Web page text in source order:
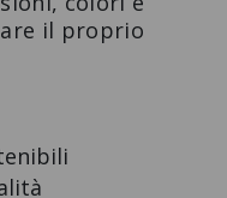
il proprio